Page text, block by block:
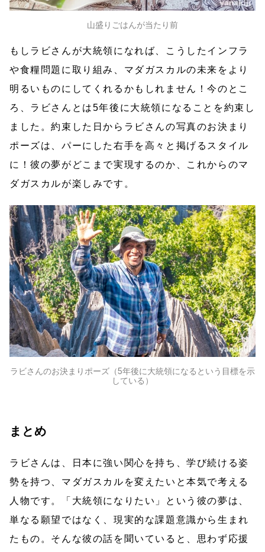
山盛りごはんが当たり前
もしラビさんが大統領になれば、こうしたインフラ
や食糧問題に取り組み、マダガスカルの未来をより
明るいものにしてくれるかもしれません！今のとこ
ろ、ラビさんとは5年後に大統領になることを約束し
ました。約束した日からラビさんの写真のお決まり
ポーズは、パーにした右手を高々と掲げるスタイル
に！彼の夢がどこまで実現するのか、これからのマ
ダガスカルが楽しみです。
ラビさんのお決まりポーズ（5年後に大統領になるという目標を示
している）
まとめ
ラビさんは、日本に強い関心を持ち、学び続ける姿
勢を持つ、マダガスカルを変えたいと本気で考える
人物です。「大統領になりたい」という彼の夢は、
単なる願望ではなく、現実的な課題意識から生まれ
たもの。そんな彼の話を聞いていると、思わず応援